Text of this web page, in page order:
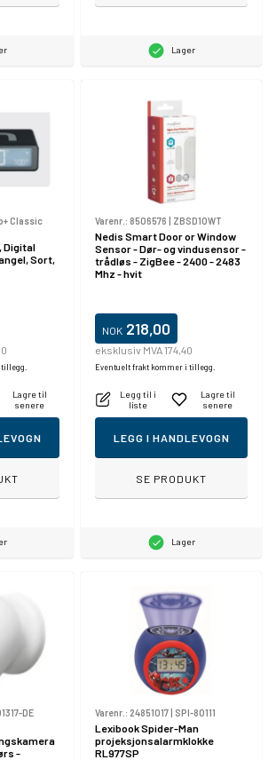
Lager
Classic
Digital
Sort,
tillegg.
Lagre til
senere
Varenr.: 8506576 | ZBSD10WT
Nedis Smart Door or Window
Sensor - Dør- og vindusensor -
trådløs - ZigBee - 2400 - 2483
Mhz - hvit
NOK 218,00
eksklusiv MVA 174,40
Eventuelt frakt kommer i tillegg.
Legg til i
liste
Lagre til
senere
LEGG I HANDLEVOGN
SE PRODUKT
Lager
DE
-
Varenr.: 24851017 SPI-80111
Lexibook Spider-Man
projeksjonsalarmklokke
RL977SP